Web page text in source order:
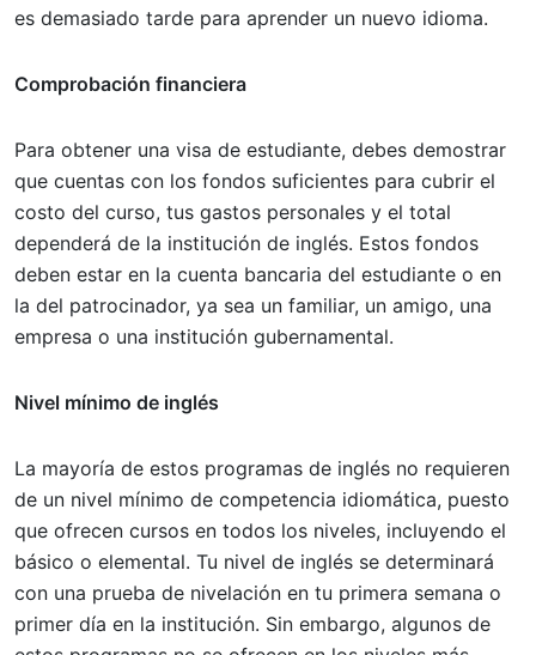
es demasiado tarde para aprender un nuevo idioma.
Comprobación financiera
Para obtener una visa de estudiante, debes demostrar
que cuentas con los fondos suficientes para cubrir el
costo del curso, tus gastos personales y el total
dependerá de la institución de inglés. Estos fondos
deben estar en la cuenta bancaria del estudiante o en
la del patrocinador, ya sea un familiar, un amigo, una
empresa o una institución gubernamental.
Nivel mínimo de inglés
La mayoría de estos programas de inglés no requieren
de un nivel mínimo de competencia idiomática, puesto
que ofrecen cursos en todos los niveles, incluyendo el
básico o elemental. Tu nivel de inglés se determinará
con una prueba de nivelación en tu primera semana o
primer día en la institución. Sin embargo, algunos de